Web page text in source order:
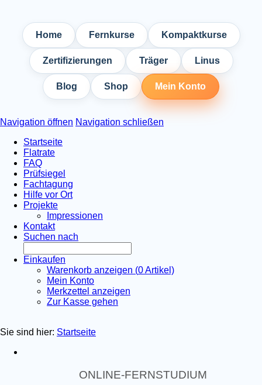
Home Fernkurse Kompaktkurse
Zertifizierungen Träger Linus
Blog Shop Mein Konto
Navigation öffnen Navigation schließen
Startseite
Flatrate
FAQ
Prüfsiegel
Fachtagung
Hilfe vor Ort
Projekte
Impressionen
Kontakt
Suchen nach
Einkaufen
Warenkorb anzeigen (0Artikel)
Mein Konto
Merkzettel anzeigen
Zur Kasse gehen
Sie sind hier: Startseite
ONLINE-FERNSTUDIUM